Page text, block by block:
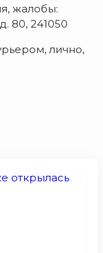
жалобы:
80, 241050
лично,